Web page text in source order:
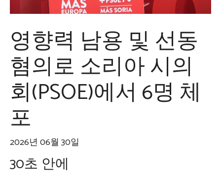
영향력 남용 및 선동
혐의로 소리아 시의
회(PSOE)에서 6명 체
포
2026년 06월 30일
30초 안에